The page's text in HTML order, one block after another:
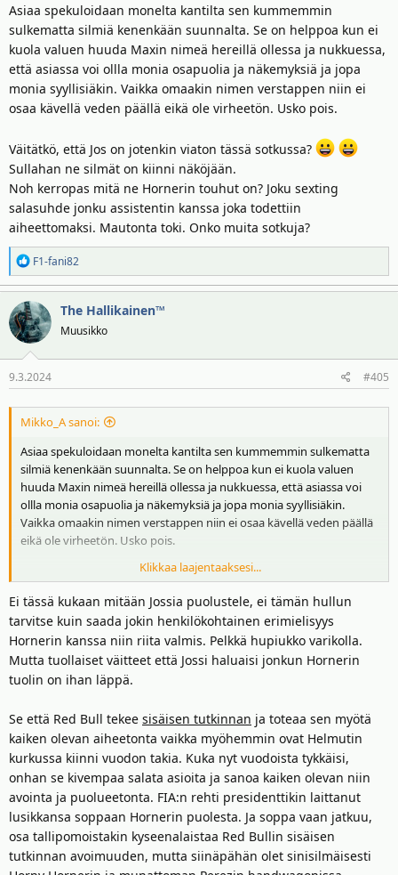
Asiaa spekuloidaan monelta kantilta sen kummemmin
sulkematta silmiä kenenkään suunnalta. Se on helppoa kun ei
kuola valuen huuda Maxin nimeä hereillä ollessa ja nukkuessa,
että asiassa voi ollla monia osapuolia ja näkemyksiä ja jopa
monia syyllisiäkin. Vaikka omaakin nimen verstappen niin ei
osaa kävellä veden päällä eikä ole virheetön. Usko pois.
Väitätkö, että Jos on jotenkin viaton tässä sotkussa?
Sullahan ne silmät on kiinni näköjään.
Noh kerropas mitä ne Hornerin touhut on? Joku sexting
salasuhde jonku assistentin kanssa joka todettiin
aiheettomaksi. Mautonta toki. Onko muita sotkuja?
R
e
a
k
t
i
o
t
F1-fani82
The Hallikainen™
Muusikko
9.3.2024 #405
Mikko_A sanoi:
Asiaa spekuloidaan monelta kantilta sen kummemmin sulkematta
silmiä kenenkään suunnalta. Se on helppoa kun ei kuola valuen
huuda Maxin nimeä hereillä ollessa ja nukkuessa, että asiassa voi
ollla monia osapuolia ja näkemyksiä ja jopa monia syyllisiäkin.
Vaikka omaakin nimen verstappen niin ei osaa kävellä veden päällä
eikä ole virheetön. Usko pois.
Väitätkö, että Jos on jotenkin viaton tässä sotkussa?
Sullahan ne silmät on kiinni näköjään.
Noh kerropas mitä ne Hornerin touhut on? Joku sexting salasuhde
jonku assistentin kanssa joka todettiin aiheettomaksi. Mautonta
toki. Onko muita sotkuja?
Klikkaa laajentaaksesi...
Ei tässä kukaan mitään Jossia puolustele, ei tämän hullun
tarvitse kuin saada jokin henkilökohtainen erimielisyys
Hornerin kanssa niin riita valmis. Pelkkä hupiukko varikolla.
Mutta tuollaiset väitteet että Jossi haluaisi jonkun Hornerin
tuolin on ihan läppä.
Se että Red Bull tekee sisäisen tutkinnan ja toteaa sen myötä
kaiken olevan aiheetonta vaikka myöhemmin ovat Helmutin
kurkussa kiinni vuodon takia. Kuka nyt vuodoista tykkäisi,
onhan se kivempaa salata asioita ja sanoa kaiken olevan niin
avointa ja puolueetonta. FIA:n rehti presidenttikin laittanut
lusikkansa soppaan Hornerin puolesta. Ja soppa vaan jatkuu,
osa tallipomoistakin kyseenalaistaa Red Bullin sisäisen
tutkinnan avoimuuden, mutta siinäpähän olet sinisilmäisesti